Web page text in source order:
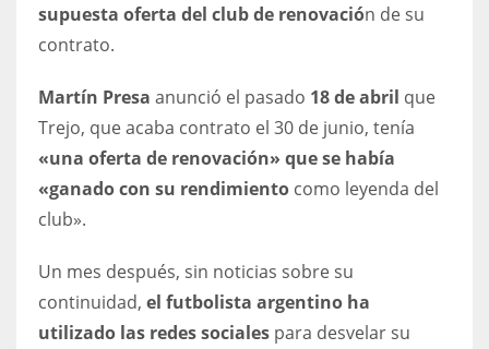
ATL
IND
34
supuesta oferta del club de renovación de su
contrato.
Martín Presa anunció el pasado 18 de abril que
Trejo, que acaba contrato el 30 de junio, tenía
«una oferta de renovación» que se había
«ganado con su rendimiento como leyenda del
club».
Un mes después, sin noticias sobre su
continuidad, el futbolista argentino ha
utilizado las redes sociales para desvelar su